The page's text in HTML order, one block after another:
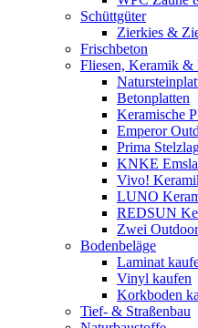
Schüttgüter
Zierkies &
Frischbeton
Fliesen, Keramik &
Betonplatten
Keramische
Emperor
Prima
KNKE
Vivo!
LUNO
REDSUN
Zwei
Bodenbeläge
Laminat
Vinyl kaufen
Korkboden
Tief- & Straßenbau